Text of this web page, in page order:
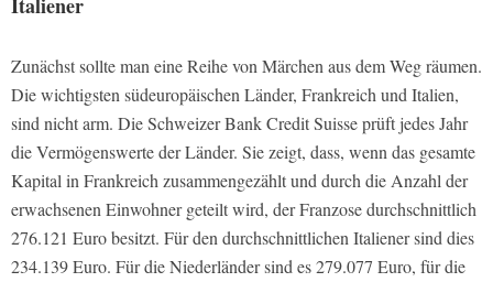
Italiener
Zunächst sollte man eine Reihe von Märchen aus dem Weg räumen.
Die wichtigsten südeuropäischen Länder, Frankreich und Italien,
sind nicht arm. Die Schweizer Bank Credit Suisse prüft jedes Jahr
die Vermögenswerte der Länder. Sie zeigt, dass, wenn das gesamte
Kapital in Frankreich zusammengezählt und durch die Anzahl der
erwachsenen Einwohner geteilt wird, der Franzose durchschnittlich
276.121 Euro besitzt. Für den durchschnittlichen Italiener sind dies
234.139 Euro. Für die Niederländer sind es 279.077 Euro, für die